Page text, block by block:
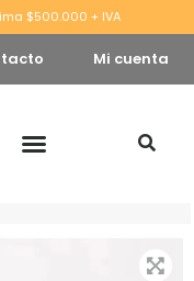
$500.000 + IVA
Mi cuenta